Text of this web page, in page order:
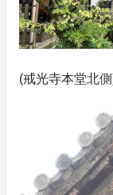
(戒光寺本堂北